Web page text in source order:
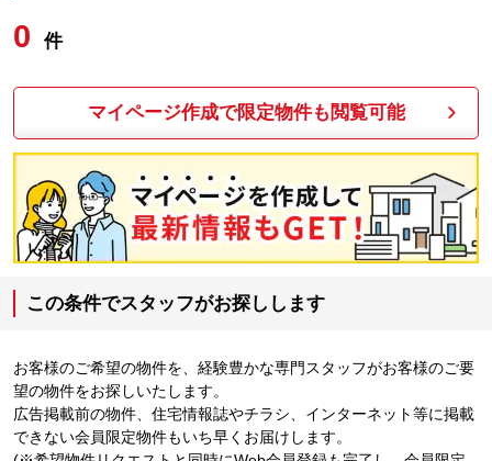
0 件
マイページ作成で限定物件も閲覧可能
この条件でスタッフがお探しします
お客様のご希望の物件を、経験豊かな専門スタッフがお客様のご要
望の物件をお探しいたします。
広告掲載前の物件、住宅情報誌やチラシ、インターネット等に掲載
できない会員限定物件もいち早くお届けします。